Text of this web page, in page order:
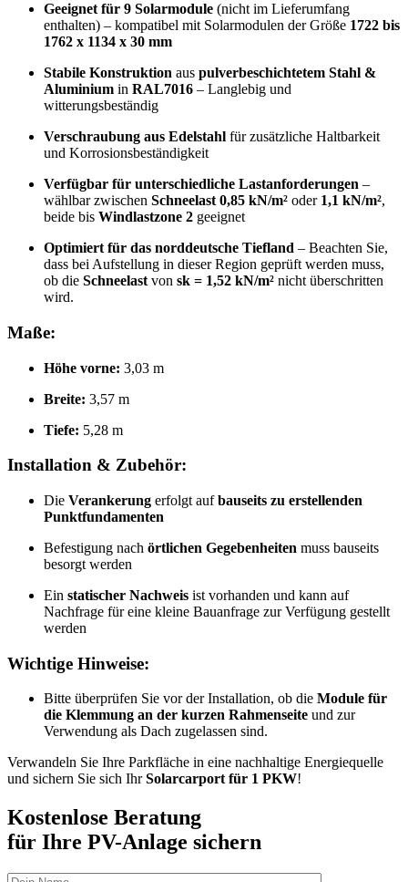
Geeignet für 9 Solarmodule (nicht im Lieferumfang
enthalten) – kompatibel mit Solarmodulen der Größe 1722 bis
1762 x 1134 x 30 mm
Stabile Konstruktion aus pulverbeschichtetem Stahl &
Aluminium in RAL7016 – Langlebig und
witterungsbeständig
Verschraubung aus Edelstahl für zusätzliche Haltbarkeit
und Korrosionsbeständigkeit
Verfügbar für unterschiedliche Lastanforderungen –
wählbar zwischen Schneelast 0,85 kN/m² oder 1,1 kN/m²,
beide bis Windlastzone 2 geeignet
Optimiert für das norddeutsche Tiefland – Beachten Sie,
dass bei Aufstellung in dieser Region geprüft werden muss,
ob die Schneelast von sk = 1,52 kN/m² nicht überschritten
wird.
Maße:
Höhe vorne: 3,03 m
Breite: 3,57 m
Tiefe: 5,28 m
Installation & Zubehör:
Die Verankerung erfolgt aufbauseits zu erstellenden
Punktfundamenten
Befestigung nach örtlichen Gegebenheiten muss bauseits
besorgt werden
Ein statischer Nachweis ist vorhanden und kann auf
Nachfrage für eine kleine Bauanfrage zur Verfügung gestellt
werden
Wichtige Hinweise:
Bitte überprüfen Sie vor der Installation, ob die Module für
die Klemmung an der kurzen Rahmenseite und zur
Verwendung als Dach zugelassen sind.
Verwandeln Sie Ihre Parkfläche in eine nachhaltige Energiequelle
und sichern Sie sich IhrSolarcarport für 1 PKW!
Kostenlose Beratung
für Ihre PV-Anlage sichern